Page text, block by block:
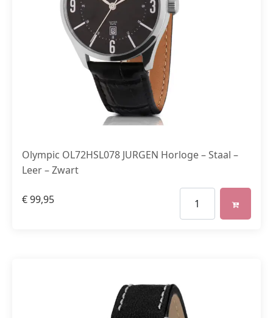
Olympic OL72HSL078 JURGEN Horloge – Staal –
Leer – Zwart
€99,95